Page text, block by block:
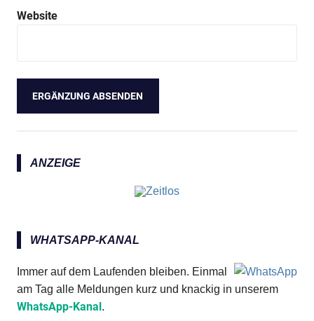
Website
ANZEIGE
WHATSAPP-KANAL
Immer auf dem Laufenden bleiben. Einmal
am Tag alle Meldungen kurz und knackig in unserem
WhatsApp-Kanal.